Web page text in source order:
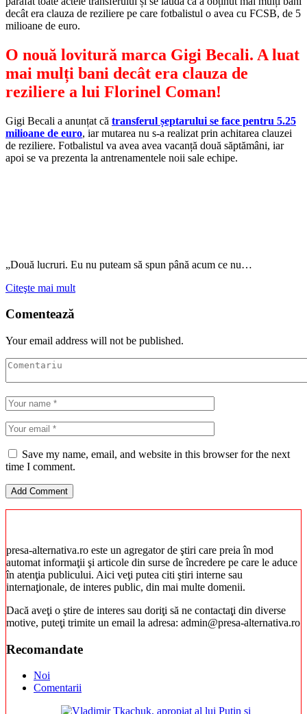
decât era clauza de reziliere pe care fotbalistul o avea cu FCSB, de 5
milioane de euro.
O nouă lovitură marca Gigi Becali. A luat
mai mulți bani decât era clauza de
reziliere a lui Florinel Coman!
Gigi Becali a anunțat că transferul șeptarului se face pentru 5.25
milioane de euro, iar mutarea nu s-a realizat prin achitarea clauzei
de reziliere. Fotbalistul va avea avea vacanță două săptămâni, iar
apoi se va prezenta la antrenamentele noii sale echipe.
„Două lucruri. Eu nu puteam să spun până acum ce nu…
Citeşte mai mult
Comentează
Your email address will not be published.
Save my name, email, and website in this browser for the next
time I comment.
presa-alternativa.ro este un agregator de ştiri care preia în mod
automat informaţii şi articole din surse de încredere pe care le aduce
în atenţia publicului. Aici veţi putea citi ştiri interne sau
internaţionale, de interes public, din mai multe domenii.
Dacă aveţi o ştire de interes sau doriţi să ne contactaţi din diverse
motive, puteţi trimite un email la adresa: admin@presa-alternativa.ro
Recomandate
Noi
Comentarii